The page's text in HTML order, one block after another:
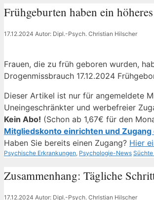
Frühgeburten haben ein
17.12.2024 Autor: Dipl.-Psych. Christian Hilscher
Frauen, die zu früh geboren wurden,
Drogenmissbrauch 17.12.2024
Dieser Artikel ist nur für angemeldete
Uneingeschränkter und werbefreier
Kein Abo! (Schon ab 1,67€ für den
Mitgliedskonto einrichten und
Haben Sie bereits einen Zugang? Hier
Kategorien
Psychische Erkrankungen Psychologie-News Süchte
Zusammenhang: Tägliche
17.12.2024 Autor: Dipl.-Psych. Christian Hilscher